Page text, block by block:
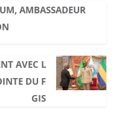
AMBASSADEUR
AVEC L
DU F
GIS